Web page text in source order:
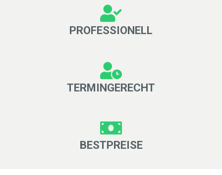
PROFESSIONELL
TERMINGERECHT
BESTPREISE